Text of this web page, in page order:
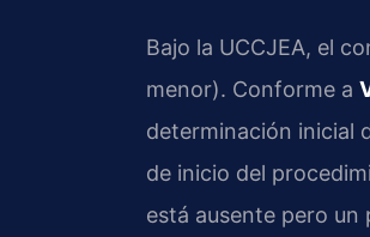
Bajo la UCCJEA, el
menor). Conforme a
determinación inicial
de inicio del
está ausente pero un